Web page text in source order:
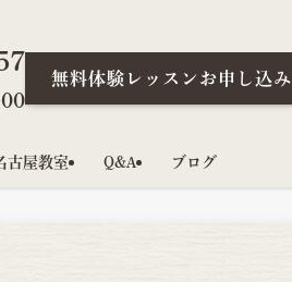
古屋教室 Q&A ブログ
無料体験レッスンお申し込み